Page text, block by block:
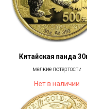
Китайская панда
мелкие потертости
Нет в наличии